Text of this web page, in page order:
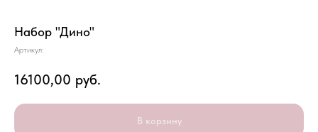
Набор "Дино"
Артикул:
16100,00 руб.
В корзину